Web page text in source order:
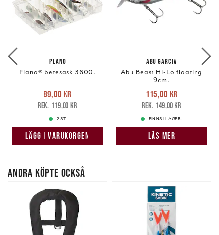
PLANO
Plano® betesask 3600.
Nuvarande pris
89,00 krTidigare pris
119,00 kr
89,00 kr
119,00 kr
2 ST
LÄGG I VARUKORGEN
ABU GARCIA
Abu Beast Hi-Lo floating
9cm.
Nuvarande pris
115,00 krTidigare pris
149,00 kr
115,00 kr
149,00 kr
FINNS I LAGER.
LÄS MER
ANDRA KÖPTE OCKSÅ